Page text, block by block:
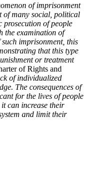
of imprisonment
of many social, political
prosecution of people
the examination of
imprisonment, this
that this type
or treatment
of Rights and
of individualized
The consequences of
for the lives of people
it can increase their
and limit their